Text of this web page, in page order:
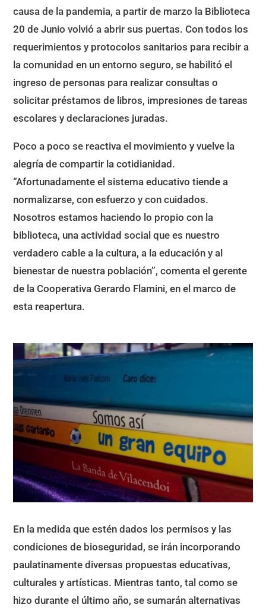
causa de la pandemia, a partir de marzo la Biblioteca
20 de Junio volvió a abrir sus puertas. Con todos los
requerimientos y protocolos sanitarios para recibir a
la comunidad en un entorno seguro, se habilitó el
ingreso de personas para realizar consultas o
solicitar préstamos de libros, impresiones de tareas
escolares y declaraciones juradas.
Poco a poco se reactiva el movimiento y vuelve la
alegría de compartir la cotidianidad.
“Afortunadamente el sistema educativo tiende a
normalizarse, con esfuerzo y con cuidados.
Nosotros estamos haciendo lo propio con la
biblioteca, una actividad social que es nuestro
verdadero cable a la cultura, a la educación y al
bienestar de nuestra población”, comenta el gerente
de la Cooperativa Gerardo Flamini, en el marco de
esta reapertura.
En la medida que estén dados los permisos y las
condiciones de bioseguridad, se irán incorporando
paulatinamente diversas propuestas educativas,
culturales y artísticas. Mientras tanto, tal como se
hizo durante el último año, se sumarán alternativas